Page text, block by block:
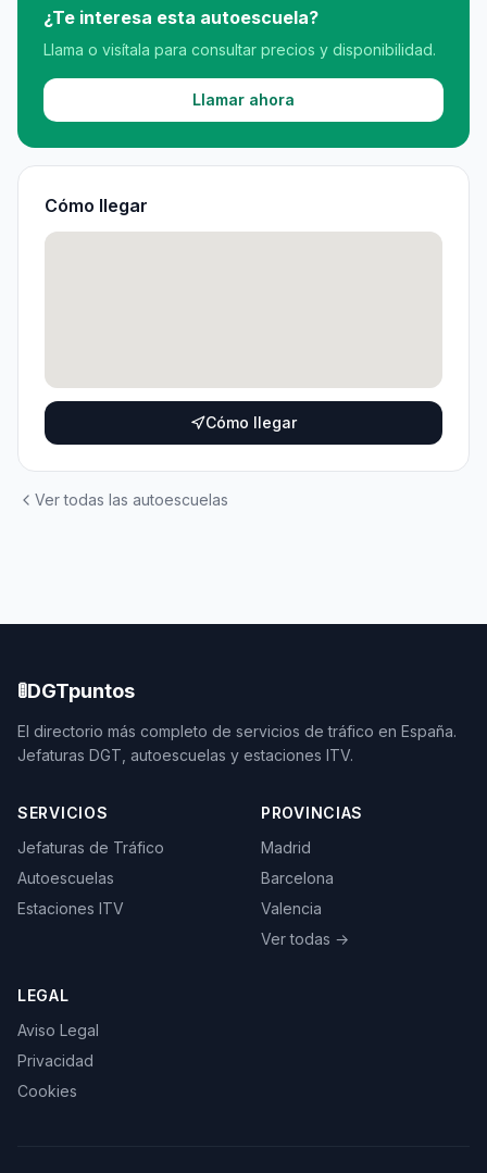
¿Te interesa esta autoescuela?
Llama o visítala para consultar precios y disponibilidad.
Llamar ahora
Cómo llegar
Cómo llegar
Ver todas las autoescuelas
🚦DGTpuntos
El directorio más completo de servicios de tráfico en España.
Jefaturas DGT, autoescuelas y estaciones ITV.
SERVICIOS
Jefaturas de Tráfico
Autoescuelas
Estaciones ITV
PROVINCIAS
Madrid
Barcelona
Valencia
Ver todas →
LEGAL
Aviso Legal
Privacidad
Cookies